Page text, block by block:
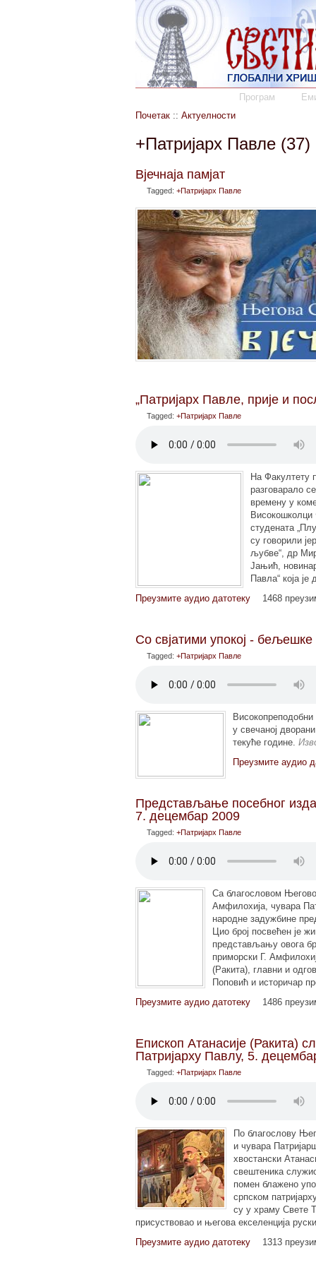
Програм
Почетак :: Актуелности
+Патријарх Павле (37)
Вјечнаја памјат
Tagged: +Патријарх Павле
„Патријарх Павле, прије и
Tagged: +Патријарх Павле
На Факултету
разговарало
времену у
Високошколци
студената
су говорили
љубве“, др
Јањић,
Павла“ која
Преузмите аудио датотеку
1468
Со свјатими упокој -
Tagged: +Патријарх Павле
у свечаној
текуће године.
Преузмите аудио
Представљање посебног
7. децембар 2009
Tagged: +Патријарх Павле
Са благословом
Амфилохија, чувара
народне задужбине
Цио број посвећен је
представљању овога
приморски Г.
(Ракита), главни и
Поповић и историчар
Преузмите аудио датотеку
1486
Епископ Атанасије (Ракита)
Патријарху Павлу, 5.
Tagged: +Патријарх Павле
По благослову
и чувара
хвостански
свештеника
помен блажено
српском
су у храму Свете
присуствовао и његова екселенција
Преузмите аудио датотеку
1313